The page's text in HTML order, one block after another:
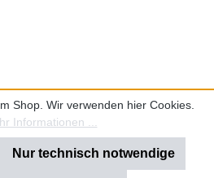
Shop. Wir verwenden hier Cookies.
Informationen ...
Nur technisch notwendige